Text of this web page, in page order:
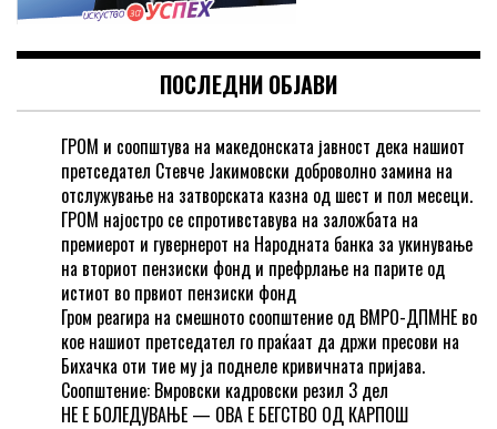
ПОСЛЕДНИ ОБЈАВИ
ГРОМ и соопштува на македонската јавност дека нашиот
претседател Стевче Јакимовски доброволно замина на
отслужување на затворската казна од шест и пол месеци.
ГРОМ најостро се спротивставува на заложбата на
премиерот и гувернерот на Народната банка за укинување
на вториот пензиски фонд и префрлање на парите од
истиот во првиот пензиски фонд
Гром реагира на смешното соопштение од ВМРО-ДПМНЕ во
кое нашиот претседател го праќаат да држи пресови на
Бихачка оти тие му ја поднеле кривичната пријава.
Соопштение: Вмровски кадровски резил 3 дел
НЕ Е БОЛЕДУВАЊЕ — ОВА Е БЕГСТВО ОД КАРПОШ